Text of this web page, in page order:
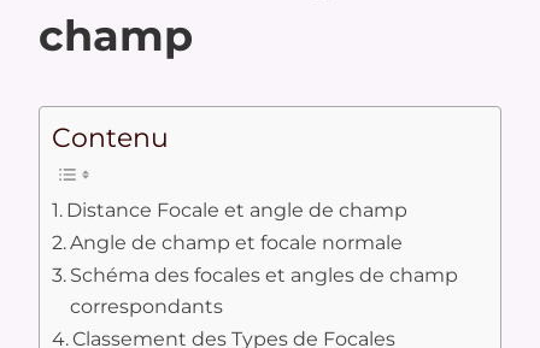
champ
Contenu
Distance Focale et angle de champ
Angle de champ et focale normale
Schéma des focales et angles de champ
correspondants
Classement des Types de Focales